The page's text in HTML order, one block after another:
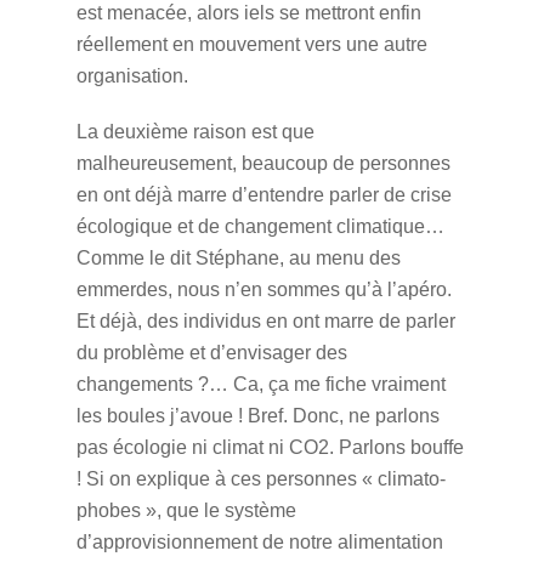
est menacée, alors iels se mettront enfin
réellement en mouvement vers une autre
organisation.
La deuxième raison est que
malheureusement, beaucoup de personnes
en ont déjà marre d’entendre parler de crise
écologique et de changement climatique…
Comme le dit Stéphane, au menu des
emmerdes, nous n’en sommes qu’à l’apéro.
Et déjà, des individus en ont marre de parler
du problème et d’envisager des
changements ?… Ca, ça me fiche vraiment
les boules j’avoue ! Bref. Donc, ne parlons
pas écologie ni climat ni CO2. Parlons bouffe
! Si on explique à ces personnes « climato-
phobes », que le système
d’approvisionnement de notre alimentation